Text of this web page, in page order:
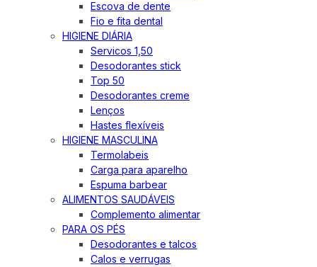
Escova de dente
Fio e fita dental
HIGIENE DIÁRIA
Servicos 1,50
Desodorantes stick
Top 50
Desodorantes creme
Lenços
Hastes flexíveis
HIGIENE MASCULINA
Termolabeis
Carga para aparelho
Espuma barbear
ALIMENTOS SAUDÁVEIS
Complemento alimentar
PARA OS PÉS
Desodorantes e talcos
Calos e verrugas